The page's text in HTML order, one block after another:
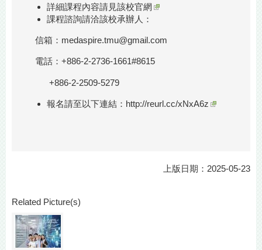
詳細課程內容請見該校官網
課程諮詢請洽該校承辦人：
信箱：medaspire.tmu@gmail.com
電話：+886-2-2736-1661#8615
+886-2-2509-5279
報名請至以下連結： http://reurl.cc/xNxA6z
上版日期：2025-05-23
Related Picture(s)